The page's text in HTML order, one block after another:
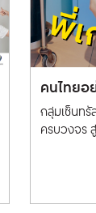
คนไทยอ
กลุ่มเซ็นท
ครบวงจร